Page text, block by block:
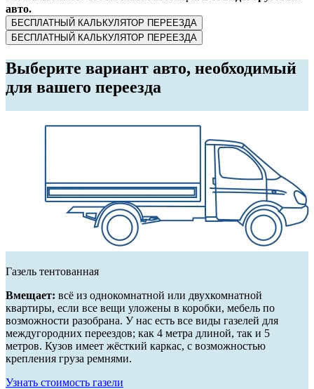
авто.
БЕСПЛАТНЫЙ КАЛЬКУЛЯТОР ПЕРЕЕЗДА
БЕСПЛАТНЫЙ КАЛЬКУЛЯТОР ПЕРЕЕЗДА
Выберите вариант авто, необходимый
для вашего переезда
Газель тентованная
Вмещает: всё из однокомнатной или двухкомнатной
квартиры, если все вещи уложены в коробки, мебель по
возможности разобрана. У нас есть все виды газелей для
междугородних переездов; как 4 метра длиной, так и 5
метров. Кузов имеет жёсткий каркас, с возможностью
крепления груза ремнями.
Узнать стоимость газели